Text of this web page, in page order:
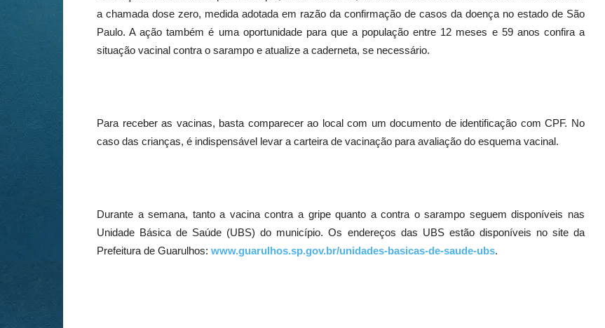
a chamada dose zero, medida adotada em razão da confirmação de casos da doença no estado de São
Paulo. A ação também é uma oportunidade para que a população entre 12 meses e 59 anos confira a
situação vacinal contra o sarampo e atualize a caderneta, se necessário.
Para receber as vacinas, basta comparecer ao local com um documento de identificação com CPF. No
caso das crianças, é indispensável levar a carteira de vacinação para avaliação do esquema vacinal.
Durante a semana, tanto a vacina contra a gripe quanto a contra o sarampo seguem disponíveis nas
Unidade Básica de Saúde (UBS) do município. Os endereços das UBS estão disponíveis no site da
Prefeitura de Guarulhos: www.guarulhos.sp.gov.br/unidades-basicas-de-saude-ubs.